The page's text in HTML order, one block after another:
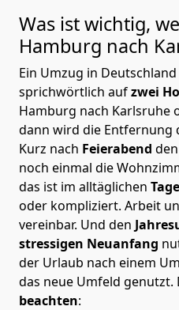
Was ist wichtig,
Hamburg nach
Ein Umzug in
sprichwörtlich aufzwei
Hamburg nach Karlsruhe
dann wird die Entfernung
Kurz nach Feierabend
noch einmal die
das ist im alltäglichen
oder kompliziert. Arbeit
vereinbar. Und den
stressigen Neuanfang
der Urlaub nach einem
das neue Umfeld genutzt.
beachten: